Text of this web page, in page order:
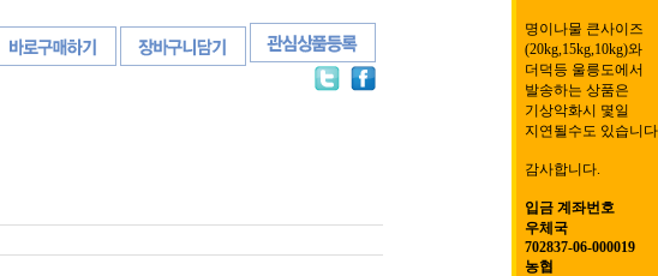
명이나물 큰사이즈
(20kg,15kg,10kg)와
더덕등 울릉도에서
발송하는 상품은
기상악화시 몇일
지연될수도 있습니
감사합니다.
입금 계좌번호
우체국
702837-06-000019
농협